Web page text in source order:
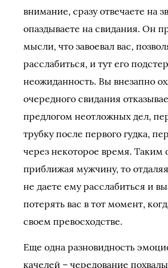
внимание, сразу отвечаете на
опаздываете на свидания. Он
мысли, что завоевал вас,
расслабиться, и тут его
неожиданность. Вы внезапно
очередного свидания
предлогом неотложных дел,
трубку после первого гудка,
через некоторое время. Таким
приближая мужчину, то
не даете ему расслабиться и
потерять вас в тот момент,
своем превосходстве.
Еще одна разновидность
качелей – чередование